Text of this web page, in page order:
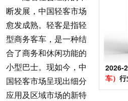
2026-
车）
规划
断发展，中国轻客市场
愈发成熟。轻客是指轻
型商务客车，是一种结
合了商务和休闲功能的
小型巴士。现如今，中
国轻客市场呈现出细分
应用及区域市场的新特